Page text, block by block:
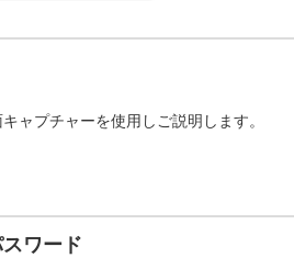
ャプチャーを使用しご説明します。
ワード